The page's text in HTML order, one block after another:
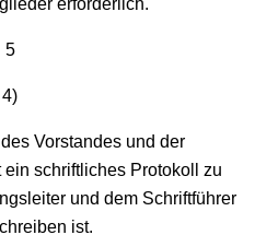
erforderlich.
5
4)
Vorstandes und der
schriftliches Protokoll zu
und dem Schriftführer
ist.